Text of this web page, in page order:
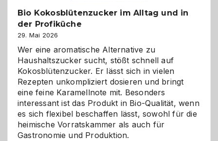
eigenen
Bio Kokosblütenzucker im Alltag und in
der Profiküche
29. Mai 2026
Wer eine aromatische Alternative zu
Haushaltszucker sucht, stößt schnell auf
Kokosblütenzucker. Er lässt sich in vielen
Rezepten unkompliziert dosieren und bringt
eine feine Karamellnote mit. Besonders
interessant ist das Produkt in Bio-Qualität, wenn
es sich flexibel beschaffen lässt, sowohl für die
heimische Vorratskammer als auch für
Gastronomie und Produktion.